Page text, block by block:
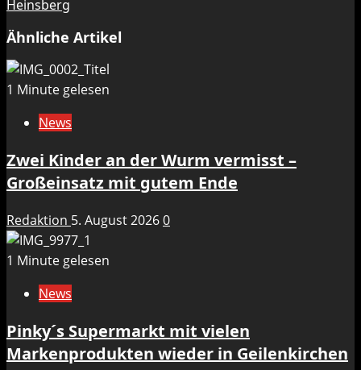
Heinsberg
Ähnliche Artikel
1 Minute gelesen
News
Zwei Kinder an der Wurm vermisst –
Großeinsatz mit gutem Ende
Redaktion 5. August 20260
1 Minute gelesen
News
Pinky´s Supermarkt mit vielen
Markenprodukten wieder in Geilenkirchen